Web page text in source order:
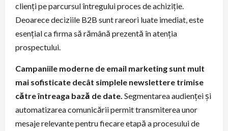
clienți pe parcursul întregului proces de achiziție.
Deoarece deciziile B2B sunt rareori luate imediat, este
esențial ca firma să rămână prezentă în atenția
prospectului.
Campaniile moderne de email marketing sunt mult
mai sofisticate decât simplele newslettere trimise
către întreaga bază de date. Segmentarea audienței și
automatizarea comunicării permit transmiterea unor
mesaje relevante pentru fiecare etapă a procesului de